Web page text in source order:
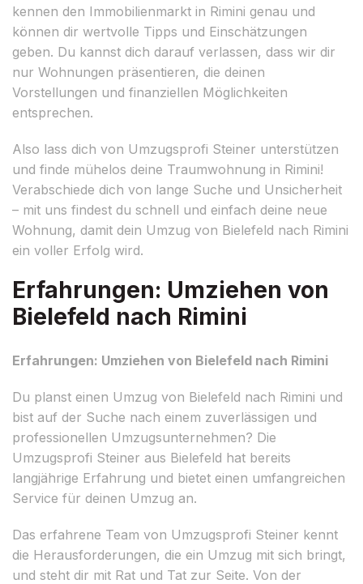
kennen den Immobilienmarkt in Rimini genau und
können dir wertvolle Tipps und Einschätzungen
geben. Du kannst dich darauf verlassen, dass wir dir
nur Wohnungen präsentieren, die deinen
Vorstellungen und finanziellen Möglichkeiten
entsprechen.
Also lass dich von Umzugsprofi Steiner unterstützen
und finde mühelos deine Traumwohnung in Rimini!
Verabschiede dich von lange Suche und Unsicherheit
– mit uns findest du schnell und einfach deine neue
Wohnung, damit dein Umzug von Bielefeld nach Rimini
ein voller Erfolg wird.
Erfahrungen: Umziehen von
Bielefeld nach Rimini
Erfahrungen: Umziehen von Bielefeld nach Rimini
Du planst einen Umzug von Bielefeld nach Rimini und
bist auf der Suche nach einem zuverlässigen und
professionellen Umzugsunternehmen? Die
Umzugsprofi Steiner aus Bielefeld hat bereits
langjährige Erfahrung und bietet einen umfangreichen
Service für deinen Umzug an.
Das erfahrene Team von Umzugsprofi Steiner kennt
die Herausforderungen, die ein Umzug mit sich bringt,
und steht dir mit Rat und Tat zur Seite. Von der